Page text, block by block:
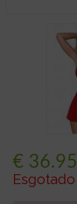
€ 36.95
Esgotado